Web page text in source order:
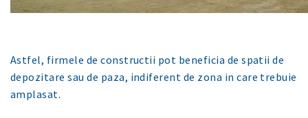
Astfel, firmele de constructii pot beneficia de spatii de
depozitare sau de paza, indiferent de zona in care trebuie
amplasat.